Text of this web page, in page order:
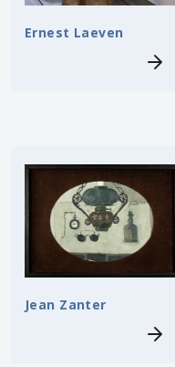
Ernest Laeven
Jean Zanter